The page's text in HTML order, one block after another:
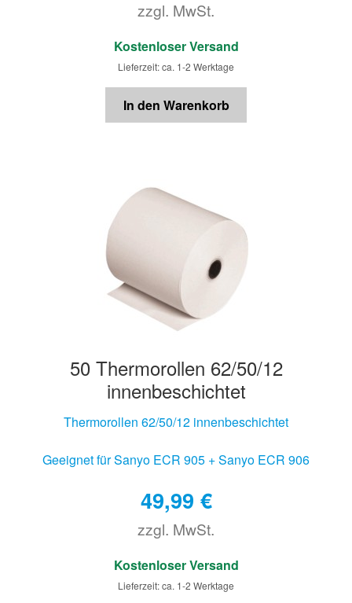
zzgl. MwSt.
€
Kostenloser Versand
Lieferzeit: ca. 1-2 Werktage
In den Warenkorb
50 Thermorollen 62/50/12
innenbeschichtet
Thermorollen 62/50/12 innenbeschichtet
Geeignet für Sanyo ECR 905 + Sanyo ECR 906
49,99 €
zzgl. MwSt.
€
Kostenloser Versand
Lieferzeit: ca. 1-2 Werktage